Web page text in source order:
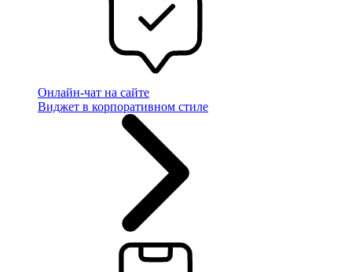
Онлайн-чат на сайте
Виджет в корпоративном стиле